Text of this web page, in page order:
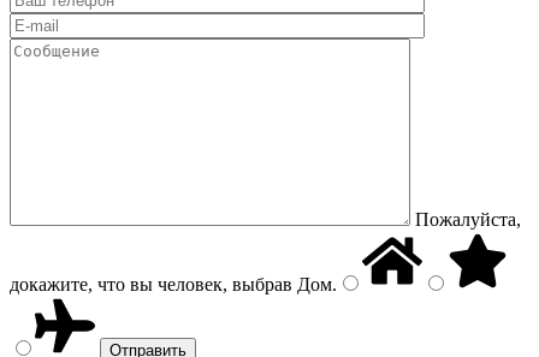
Пожалуйста,
докажите, что вы человек, выбрав Дом.